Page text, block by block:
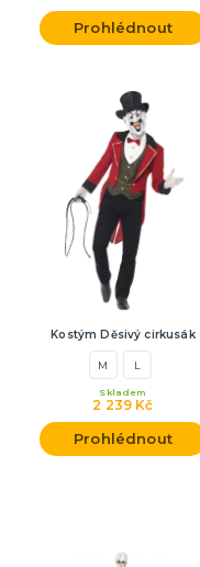
Prohlédnout
Kostým Děsivý cirkusák
M L
2 239 Kč
Skladem
Prohlédnout